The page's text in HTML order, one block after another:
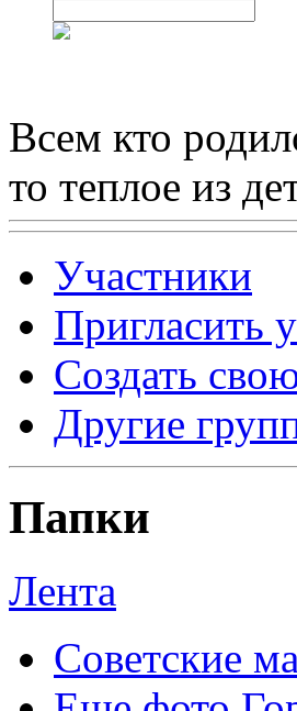
Всем кто
то теплое из
Участники
Пригласить
Создать
Другие
Папки
Лента
Советские